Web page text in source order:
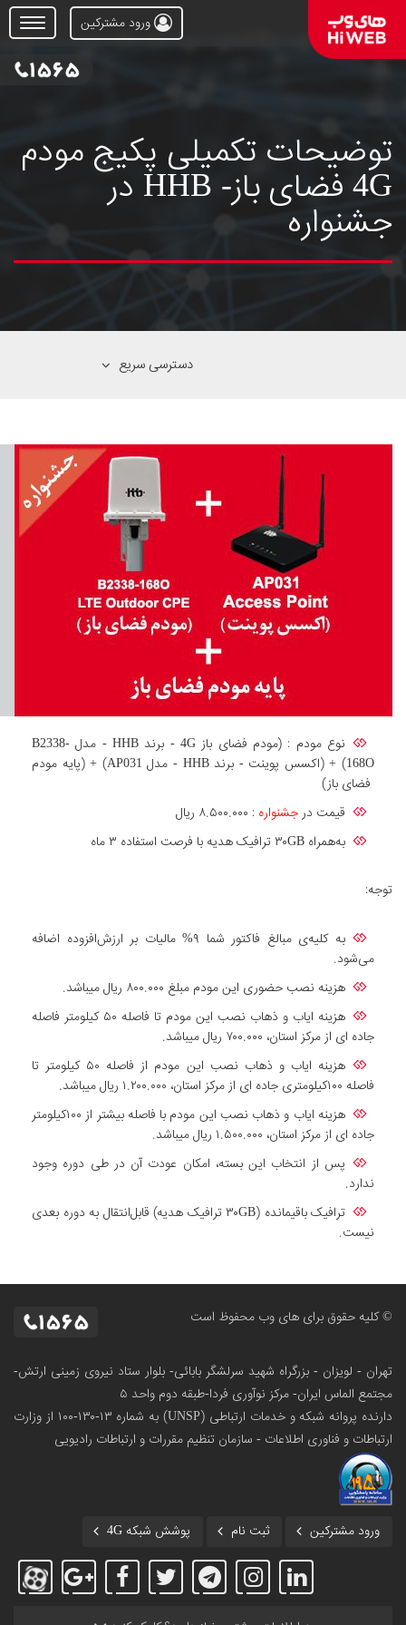
Open
Menu
ورود مشترکین
توضیحات تکمیلی پکیج مودم
4G فضای باز- HHB در
جشنواره
دسترسی سریع
نوع مودم : (مودم فضای باز 4G - برند HHB - مدل B2338-
168O) + (اکسس پوینت - برند HHB - مدل AP031) + (پایه مودم
فضای باز)
قیمت درجشنواره : ۸.۵۰۰.۰۰۰ ریال
به‌همراه ۳۰GB ترافیک هدیه با فرصت استفاده ۳ ماه
توجه:
به کلیه‌ی مبالغ فاکتور شما ۹% مالیات بر ارزش‌افزوده اضافه
می‌شود.
هزینه نصب حضوری این مودم مبلغ ۸۰۰.۰۰۰ ریال میباشد.
هزینه ایاب و ذهاب نصب این مودم تا فاصله ۵۰ کیلومتر فاصله
جاده ای از مرکز استان، ۷۰۰.۰۰۰ ریال میباشد.
هزینه ایاب و ذهاب نصب این مودم از فاصله ۵۰ کیلومتر تا
فاصله ۱۰۰کیلومتری جاده ای از مرکز استان، ۱.۲۰۰.۰۰۰ ریال میباشد.
هزینه ایاب و ذهاب نصب این مودم با فاصله بیشتر از ۱۰۰کیلومتر
جاده ای از مرکز استان، ۱.۵۰۰.۰۰۰ ریال میباشد.
پس از انتخاب این بسته، امکان عودت آن در طی دوره وجود
ندارد.
ترافیک باقیمانده (۳۰GB ترافیک هدیه) قابل‌انتقال به دوره بعدی
نیست.
© کلیه حقوق برای های وب محفوظ است
تهران - لویزان - بزرگراه شهید سرلشگر بابائی- بلوار ستاد نیروی زمینی ارتش-
مجتمع الماس ایران- مرکز نوآوری فردا-طبقه دوم واحد ۵
دارنده پروانه شبکه و خدمات ارتباطی (UNSP) به شماره ۱۳-۱۳۰-۱۰۰
از وزارت
ارتباطات و فناوری اطلاعات - سازمان تنظیم مقررات و ارتباطات رادیویی
ورود مشترکین ثبت نام پوشش شبکه 4G